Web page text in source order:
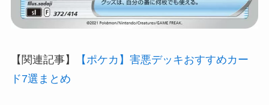
【関連記事】
【ポケカ】害悪デッキおすすめカー
ド7選まとめ